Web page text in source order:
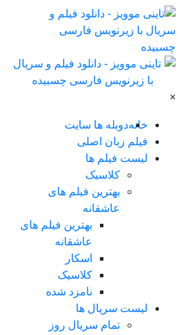
×
خانهدوبله ها سایت
فیلم زبان اصلی
لیست فیلم ها
کلاسیک
بهترین فیلم های
عاشقانه
بهترین فیلم های
عاشقانه
اسکار
کلاسیک
نامزد شده
لیست سریال ها
تمام سریال روز